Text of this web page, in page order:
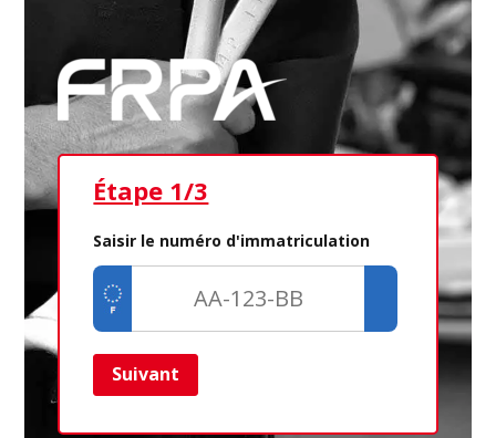
Étape 1/3
Saisir le numéro d'immatriculation
Suivant